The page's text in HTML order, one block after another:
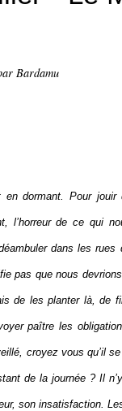
Bardamu
en dormant. Pour
l’horreur de ce qui
dans les
pas que nous
de les planter là, de
paître les
croyez vous qu’il
de la journée ? Il
son insatisfaction.